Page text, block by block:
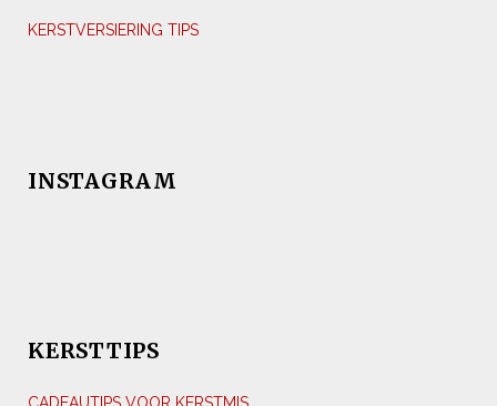
KERSTVERSIERING TIPS
INSTAGRAM
KERSTTIPS